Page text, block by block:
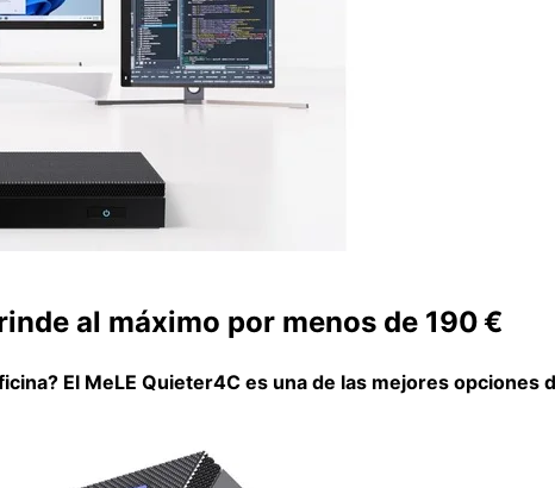
al máximo por menos de 190 €
El MeLE Quieter4C es una de las mejores opciones